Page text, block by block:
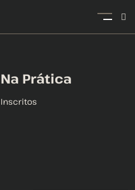
Prática
Inscritos